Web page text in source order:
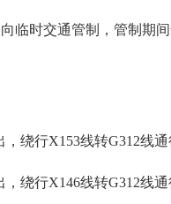
临时交通管制，管制期
，绕行X153线转G312线通
绕行X146线转G312线通